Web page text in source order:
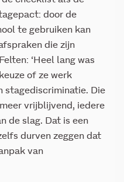
door de
te gebruiken kan
die zijn
‘Heel lang was
of ze werk
stagediscriminatie. Die
vrijblijvend, iedere
de slag. Dat is een
durven zeggen dat
van